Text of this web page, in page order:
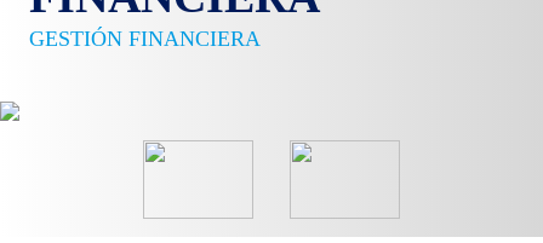
GESTIÓN FINANCIERA